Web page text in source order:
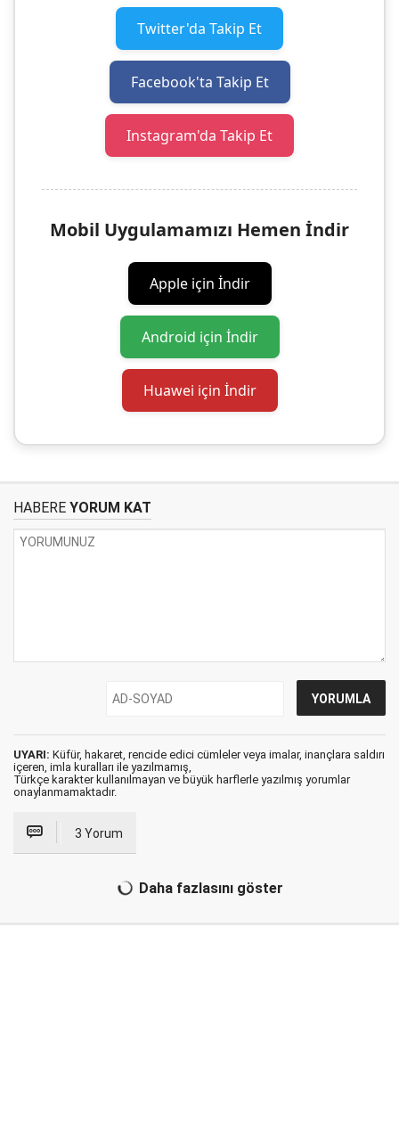
Twitter'da Takip Et
Facebook'ta Takip Et
Instagram'da Takip Et
Mobil Uygulamamızı Hemen İndir
Apple için İndir
Android için İndir
Huawei için İndir
HABERE YORUM KAT
UYARI: Küfür, hakaret, rencide edici cümleler veya imalar, inançlara saldırı
içeren, imla kuralları ile yazılmamış,
Türkçe karakter kullanılmayan ve büyük harflerle yazılmış yorumlar
onaylanmamaktadır.
3 Yorum
Daha fazlasını göster